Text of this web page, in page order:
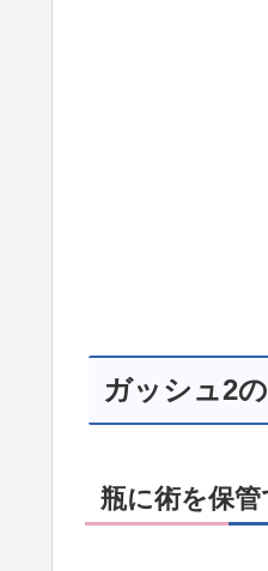
ガッシュ2
瓶に術を保管